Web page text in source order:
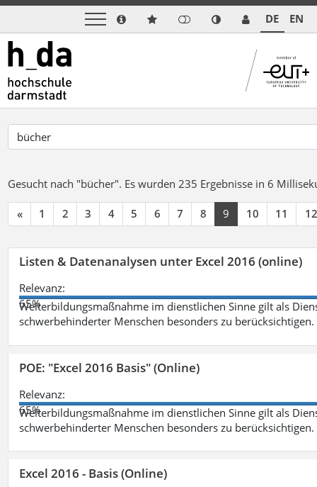
DE EN
Gesucht nach "bücher". Es wurden 235 Ergebnisse in 6
« 1 2 3 4 5 6 7 8 9 10 11 12
Listen & Datenanalysen unter Excel 2016 (online)
Relevanz:
65%
Weiterbildungsmaßnahme im dienstlichen Sinne gilt als
schwerbehinderter Menschen besonders zu berücksichtigen.
POE: "Excel 2016 Basis" (Online)
Relevanz:
65%
Weiterbildungsmaßnahme im dienstlichen Sinne gilt als
schwerbehinderter Menschen besonders zu berücksichtigen.
Excel 2016 - Basis (Online)